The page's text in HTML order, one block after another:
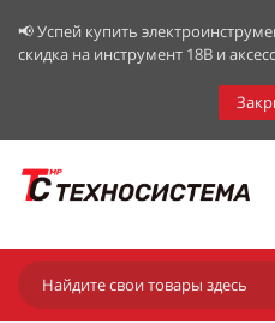
📢 Успей купить
скидка на инструмент 18В и